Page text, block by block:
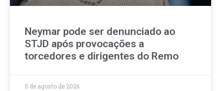
Neymar pode ser denunciado ao
STJD após provocações a
torcedores e dirigentes do Remo
5 de agosto de 2026